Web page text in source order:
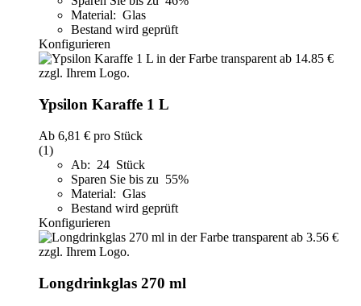
Material: Glas
Bestand wird geprüft
Konfigurieren
Ypsilon Karaffe 1 L
Ab 6,81 € pro Stück
(1)
Ab: 24 Stück
Sparen Sie bis zu 55%
Material: Glas
Bestand wird geprüft
Konfigurieren
Longdrinkglas 270 ml